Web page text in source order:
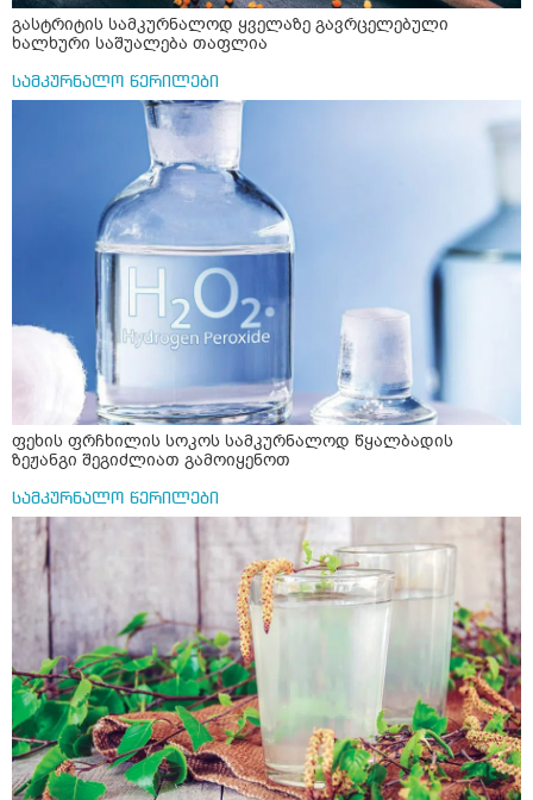
გასტრიტის სამკურნალოდ ყველაზე გავრცელებული
ხალხური საშუალება თაფლია
სამკურნალო წერილები
ფეხის ფრჩხილის სოკოს სამკურნალოდ წყალბადის
ზეჟანგი შეგიძლიათ გამოიყენოთ
სამკურნალო წერილები